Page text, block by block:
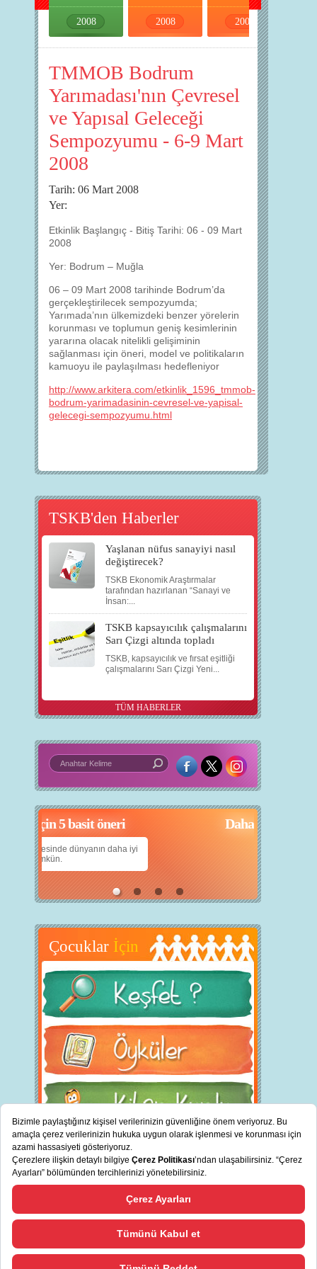
2008 2008 2008
TMMOB Bodrum
Yarımadası'nın Çevresel
ve Yapısal Geleceği
Sempozyumu - 6-9 Mart
2008
Tarih: 06 Mart 2008
Yer:
Etkinlik Başlangıç - Bitiş Tarihi: 06 - 09 Mart
2008
Yer: Bodrum – Muğla
06 – 09 Mart 2008 tarihinde Bodrum’da
gerçekleştirilecek sempozyumda;
Yarımada’nın ülkemizdeki benzer yörelerin
korunması ve toplumun geniş kesimlerinin
yararına olacak nitelikli gelişiminin
sağlanması için öneri, model ve politikaların
kamuoyu ile paylaşılması hedefleniyor
http://www.arkitera.com/etkinlik_1596_tmmob-
bodrum-yarimadasinin-cevresel-ve-yapisal-
gelecegi-sempozyumu.html
TSKB'den Haberler
Yaşlanan nüfus sanayiyi nasıl
değiştirecek?
TSKB Ekonomik Araştırmalar
tarafından hazırlanan “Sanayi ve
İnsan:...
TSKB kapsayıcılık çalışmalarını
Sarı Çizgi altında topladı
TSKB, kapsayıcılık ve fırsat eşitliği
çalışmalarını Sarı Çizgi Yeni...
TÜM HABERLER
5 basit öneri
daha iyi
Daha iyi bir dünya için yapay zekâ
Çocuklarımıza daha güzel bir dünya bırakabilmek
Çocuklar İçin
cevreciyiz.com Türkiye’nin sürdürülebilir bankası TSKB tarafından